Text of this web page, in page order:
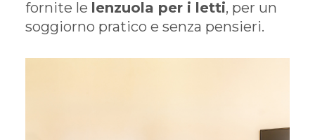
fornite le lenzuola per i letti, per un
soggiorno pratico e senza pensieri.